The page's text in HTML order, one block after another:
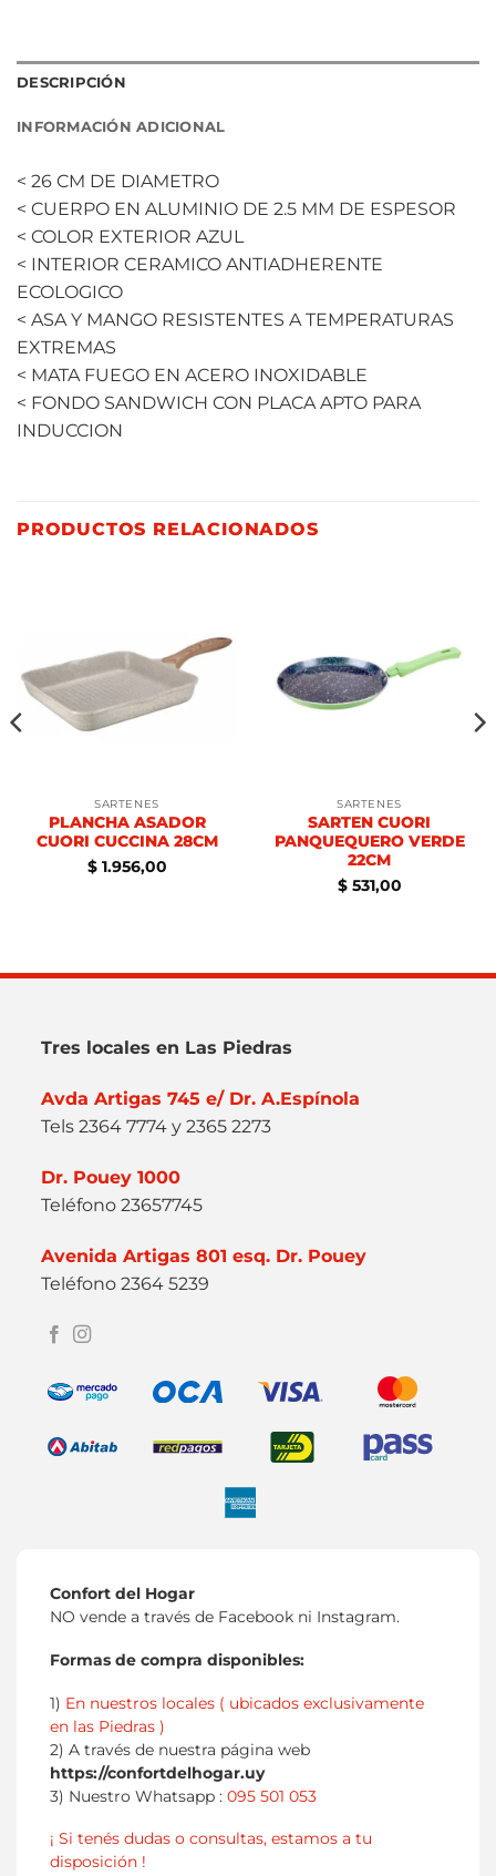
DESCRIPCIÓN
INFORMACIÓN ADICIONAL
< 26 CM DE DIAMETRO
< CUERPO EN ALUMINIO DE 2.5 MM DE ESPESOR
< COLOR EXTERIOR AZUL
< INTERIOR CERAMICO ANTIADHERENTE
ECOLOGICO
< ASA Y MANGO RESISTENTES A TEMPERATURAS
EXTREMAS
< MATA FUEGO EN ACERO INOXIDABLE
< FONDO SANDWICH CON PLACA APTO PARA
INDUCCION
PRODUCTOS RELACIONADOS
SARTENES
PLANCHA ASADOR
CUORI CUCCINA 28CM
$1.956,00
SARTENES
SARTEN CUORI
PANQUEQUERO VERDE
22CM
$531,00
Tres locales en Las Piedras
Avda Artigas 745 e/ Dr. A.Espínola
Tels 2364 7774 y 2365 2273
Dr. Pouey 1000
Teléfono 23657745
Avenida Artigas 801 esq. Dr. Pouey
Teléfono 2364 5239
Confort del Hogar
NO vende a través de Facebook ni Instagram.
Formas de compra disponibles:
1) En nuestros locales ( ubicados exclusivamente
en las Piedras )
2) A través de nuestra página web
https://confortdelhogar.uy
3) Nuestro Whatsapp : 095 501 053
¡ Si tenés dudas o consultas, estamos a tu
disposición !